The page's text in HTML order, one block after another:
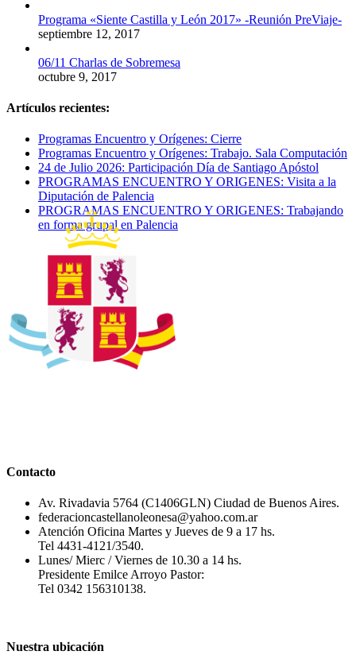
Programa «Siente Castilla y León 2017» -Reunión PreViaje-
septiembre 12, 2017
06/11 Charlas de Sobremesa
octubre 9, 2017
Artículos recientes:
Programas Encuentro y Orígenes: Cierre
Programas Encuentro y Orígenes: Trabajo. Sala Computación
24 de Julio 2026: Participación Día de Santiago Apóstol
PROGRAMAS ENCUENTRO Y ORIGENES: Visita a la
Diputación de Palencia
PROGRAMAS ENCUENTRO Y ORIGENES: Trabajando
en forma grupal en Palencia
Contacto
Av. Rivadavia 5764 (C1406GLN) Ciudad de Buenos Aires.
federacioncastellanoleonesa@yahoo.com.ar
Atención Oficina Martes y Jueves de 9 a 17 hs.
Tel 4431-4121/3540.
Lunes/ Mierc / Viernes de 10.30 a 14 hs.
Presidente Emilce Arroyo Pastor:
Tel 0342 156310138.
Nuestra ubicación